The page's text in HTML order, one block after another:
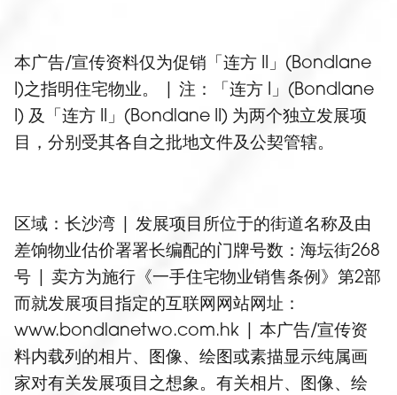
本广告/宣传资料仅为促销「连方 II」(Bondlane
I)之指明住宅物业。 | 注：「连方 I」(Bondlane
I) 及「连方 II」(Bondlane II) 为两个独立发展项
目，分别受其各自之批地文件及公契管辖。
区域：长沙湾 | 发展项目所位于的街道名称及由
差饷物业估价署署长编配的门牌号数：海坛街268
号 | 卖方为施行《一手住宅物业销售条例》第2部
而就发展项目指定的互联网网站网址：
www.bondlanetwo.com.hk | 本广告/宣传资
料内载列的相片、图像、绘图或素描显示纯属画
家对有关发展项目之想象。有关相片、图像、绘